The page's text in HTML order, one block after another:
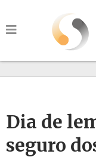
Dia de
seguro